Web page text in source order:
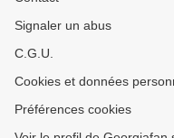
Signaler un abus
C.G.U.
Cookies et données
Préférences cookies